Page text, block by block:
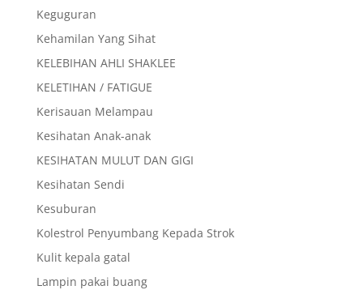
Keguguran
Kehamilan Yang Sihat
KELEBIHAN AHLI SHAKLEE
KELETIHAN / FATIGUE
Kerisauan Melampau
Kesihatan Anak-anak
KESIHATAN MULUT DAN GIGI
Kesihatan Sendi
Kesuburan
Kolestrol Penyumbang Kepada Strok
Kulit kepala gatal
Lampin pakai buang